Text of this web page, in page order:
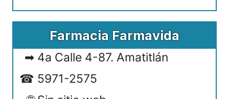
Farmacia Farmavida
4a Calle 4-87. Amatitlán
5971-2575